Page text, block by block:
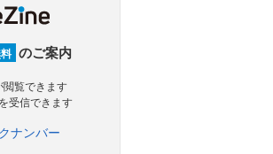
のご案内
閲覧できます
受信できます
ナンバー